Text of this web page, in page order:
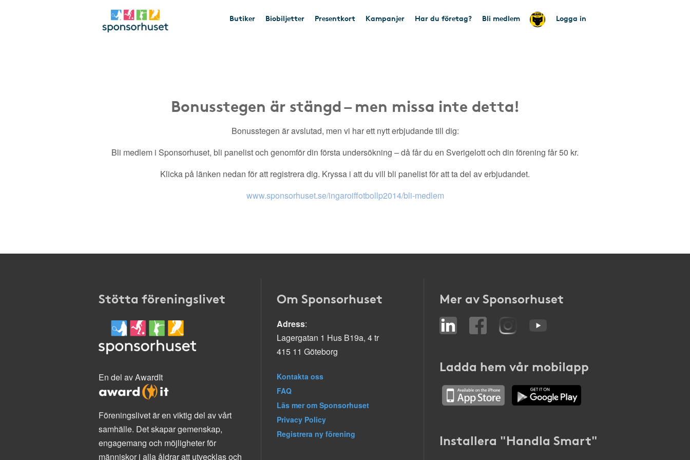
Butiker Biobiljetter Presentkort Kampanjer Har du företag? Bli medlem Logga in
Bonusstegen är stängd – men missa inte detta!
Bonusstegen är avslutad, men vi har ett nytt erbjudande till dig:
Bli medlem i Sponsorhuset, bli panelist och genomför din första undersökning – då får du en Sverigelott och din förening får 50 kr.
Klicka på länken nedan för att registrera dig. Kryssa i att du vill bli panelist för att ta del av erbjudandet.
www.sponsorhuset.se/ingaroiffotbollp2014/bli-medlem
Stötta föreningslivet
En del av AwardIt
Föreningslivet är en viktig del av vårt
samhälle. Det skapar gemenskap,
engagemang och möjligheter för
människor i alla åldrar att utvecklas och
Om Sponsorhuset
Adress:
Lagergatan 1 Hus B19a, 4 tr
415 11 Göteborg
Kontakta oss
FAQ
Läs mer om Sponsorhuset
Privacy Policy
Registrera ny förening
Mer av Sponsorhuset
Ladda hem vår mobilapp
Installera "Handla Smart"